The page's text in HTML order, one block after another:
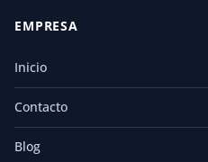
EMPRESA
Inicio
Contacto
Blog